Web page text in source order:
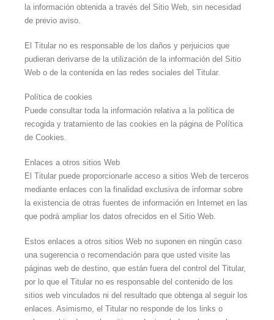
la información obtenida a través del Sitio Web, sin necesidad
de previo aviso.
El Titular no es responsable de los daños y perjuicios que
pudieran derivarse de la utilización de la información del Sitio
Web o de la contenida en las redes sociales del Titular.
Política de cookies
Puede consultar toda la información relativa a la política de
recogida y tratamiento de las cookies en la página de Política
de Cookies.
Enlaces a otros sitios Web
El Titular puede proporcionarle acceso a sitios Web de terceros
mediante enlaces con la finalidad exclusiva de informar sobre
la existencia de otras fuentes de información en Internet en las
que podrá ampliar los datos ofrecidos en el Sitio Web.
Estos enlaces a otros sitios Web no suponen en ningún caso
una sugerencia o recomendación para que usted visite las
páginas web de destino, que están fuera del control del Titular,
por lo que el Titular no es responsable del contenido de los
sitios web vinculados ni del resultado que obtenga al seguir los
enlaces. Asimismo, el Titular no responde de los links o